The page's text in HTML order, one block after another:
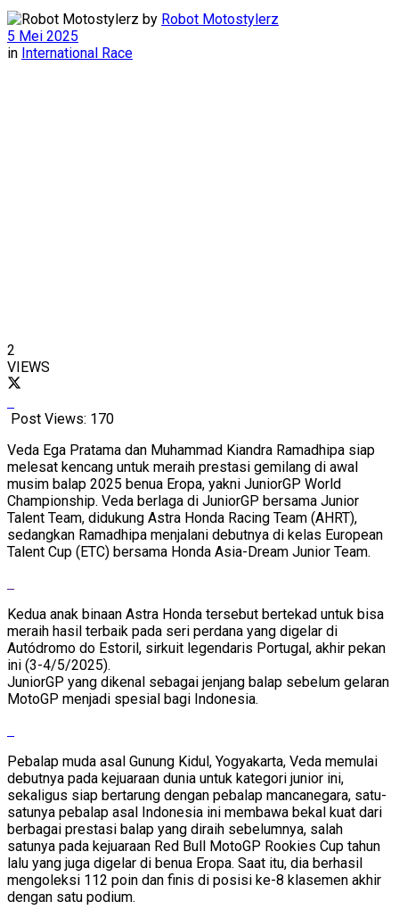
by Robot Motostylerz
5 Mei 2025
in International Race
2
VIEWS
Post Views: 170
Veda Ega Pratama dan Muhammad Kiandra Ramadhipa siap
melesat kencang untuk meraih prestasi gemilang di awal
musim balap 2025 benua Eropa, yakni JuniorGP World
Championship. Veda berlaga di JuniorGP bersama Junior
Talent Team, didukung Astra Honda Racing Team (AHRT),
sedangkan Ramadhipa menjalani debutnya di kelas European
Talent Cup (ETC) bersama Honda Asia-Dream Junior Team.
Kedua anak binaan Astra Honda tersebut bertekad untuk bisa
meraih hasil terbaik pada seri perdana yang digelar di
Autódromo do Estoril, sirkuit legendaris Portugal, akhir pekan
ini (3-4/5/2025).
JuniorGP yang dikenal sebagai jenjang balap sebelum gelaran
MotoGP menjadi spesial bagi Indonesia.
Pebalap muda asal Gunung Kidul, Yogyakarta, Veda memulai
debutnya pada kejuaraan dunia untuk kategori junior ini,
sekaligus siap bertarung dengan pebalap mancanegara, satu-
satunya pebalap asal Indonesia ini membawa bekal kuat dari
berbagai prestasi balap yang diraih sebelumnya, salah
satunya pada kejuaraan Red Bull MotoGP Rookies Cup tahun
lalu yang juga digelar di benua Eropa. Saat itu, dia berhasil
mengoleksi 112 poin dan finis di posisi ke-8 klasemen akhir
dengan satu podium.